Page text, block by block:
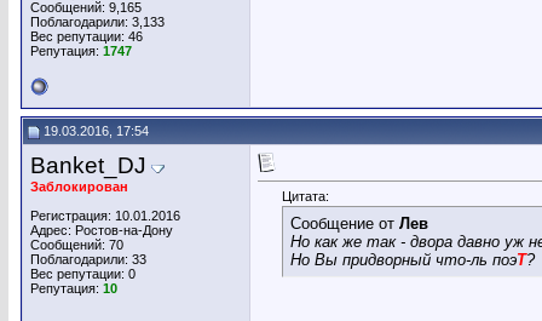
Сообщений: 9,165
Поблагодарили: 3,133
Вес репутации: 46
Репутация: 1747
19.03.2016, 17:54
Banket_DJ
Заблокирован
Регистрация: 10.01.2016
Адрес: Ростов-на-Дону
Сообщений: 70
Поблагодарили: 33
Вес репутации: 0
Репутация: 10
Цитата:
Сообщение от Лев
Но как же так - двора давно уж
Но Вы придворный что-ль поэТ?